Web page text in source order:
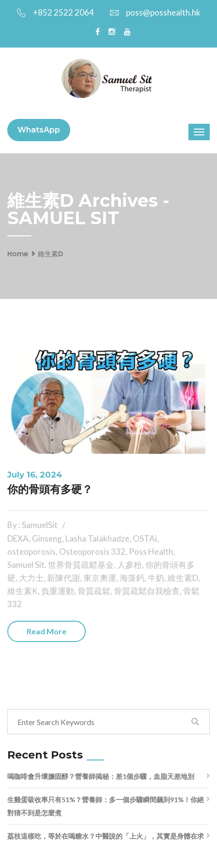
+852 2522 2064 poss@posshealth.hk
WhatsApp
維生素D Archives -
SAMUEL SIT
Home 維生素D
July 16, 2024
你的骨頭有多硬？
By : SamuelSit
DEXA, Ginseng, Lasha Talakhadze, OSTAi,
osteoporosis, Osteoporosis 332, Poss Health,
Samuel Sit,世界骨質疏鬆基金, 人參粉,你的骨頭有多
硬, 大力士, 新陳代謝, 東京奧運, 海藻鈣,牛奶,維生素D,
維生素K, 負重運動,骨質疏鬆,骨質疏鬆自我檢查,骨鬆
332
Read More
Recent Posts
喝咖啡會升壞膽固醇？營養師揭秘：差1個步驟，血脂天差地別
生雞蛋吸收率只有51%？營養師：多一個步驟瞬間飆到91%！你絕
對猜不到是怎麼煮
荔枝這樣吃，等於在喝糖水？中醫說的「上火」，其實是身體在求